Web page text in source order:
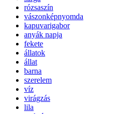
rózsaszín
vászonképnyomda
kapuvarigabor
anyák napja
fekete
állatok
állat
barna
szerelem
víz
virágzás
lila